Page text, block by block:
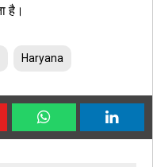
है।
Haryana